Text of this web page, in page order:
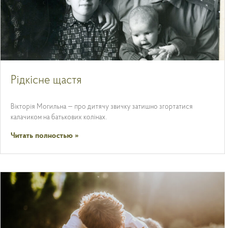
Рідкісне щастя
Вікторія Могильна — про дитячу звичку затишно згортатися
калачиком на батькових колінах.
Читать полностью »